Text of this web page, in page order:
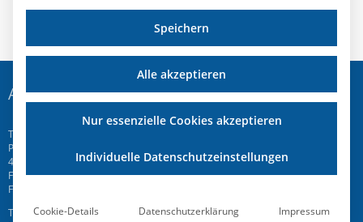
ADRESSE
T.A.Project GmbH
Prinz-Friedrich-Str. 28 C
45257 Essen
Fon+49 201 946 005 7-0
Fax +49 201 946 005 7-50
T.A.Project Swiss AG
Speichern
Alle akzeptieren
Nur essenzielle Cookies akzeptieren
Individuelle Datenschutzeinstellungen
Cookie-Details Datenschutzerklärung Impressum